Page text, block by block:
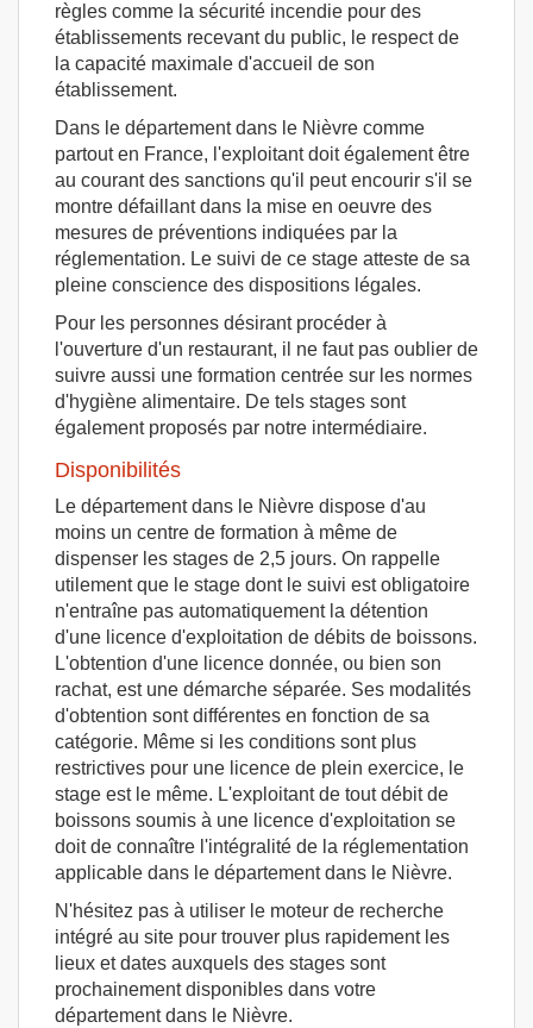
règles comme la sécurité incendie pour des
établissements recevant du public, le respect de
la capacité maximale d'accueil de son
établissement.
Dans le département dans le Nièvre comme
partout en France, l'exploitant doit également être
au courant des sanctions qu'il peut encourir s'il se
montre défaillant dans la mise en oeuvre des
mesures de préventions indiquées par la
réglementation. Le suivi de ce stage atteste de sa
pleine conscience des dispositions légales.
Pour les personnes désirant procéder à
l'ouverture d'un restaurant, il ne faut pas oublier de
suivre aussi une formation centrée sur les normes
d'hygiène alimentaire. De tels stages sont
également proposés par notre intermédiaire.
Disponibilités
Le département dans le Nièvre dispose d'au
moins un centre de formation à même de
dispenser les stages de 2,5 jours. On rappelle
utilement que le stage dont le suivi est obligatoire
n'entraîne pas automatiquement la détention
d'une licence d'exploitation de débits de boissons.
L'obtention d'une licence donnée, ou bien son
rachat, est une démarche séparée. Ses modalités
d'obtention sont différentes en fonction de sa
catégorie. Même si les conditions sont plus
restrictives pour une licence de plein exercice, le
stage est le même. L'exploitant de tout débit de
boissons soumis à une licence d'exploitation se
doit de connaître l'intégralité de la réglementation
applicable dans le département dans le Nièvre.
N'hésitez pas à utiliser le moteur de recherche
intégré au site pour trouver plus rapidement les
lieux et dates auxquels des stages sont
prochainement disponibles dans votre
département dans le Nièvre.